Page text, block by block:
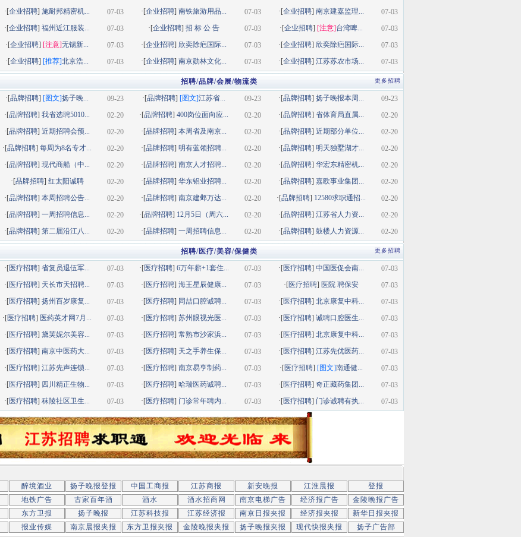
07-03
·[企业招聘]施耐邦精密机... 07-03
·[企业招聘]南铁旅游用品... 07-03
·[企业招聘] 南京建嘉监理...
07-03
·[企业招聘]福州近江服装... 07-03
·[企业招聘]招 标 公 告 07-03
·[企业招聘] [注意]台湾啤...
07-03
·[企业招聘] [注意]无锡新... 07-03
·[企业招聘] 欣奕除疤国际... 07-03
·[企业招聘] 欣奕除疤国际...
07-03
·[企业招聘] [推荐]北京浩... 07-03
·[企业招聘]南京勋林文化... 07-03
·[企业招聘] 江苏苏农市场...
更多招聘
招聘/品牌/会展/物流类
09-23
·[品牌招聘] [图文]扬子晚... 09-23
·[品牌招聘] [图文]江苏省... 09-23
·[品牌招聘] 扬子晚报本周...
02-20
·[品牌招聘]我省选聘5010... 02-20
·[品牌招聘]400岗位面向应... 02-20
·[品牌招聘] 省体育局直属...
02-20
·[品牌招聘]近期招聘会预... 02-20
·[品牌招聘]本周省及南京... 02-20
·[品牌招聘] 近期部分单位...
02-20
·[品牌招聘]每周为8名专才... 02-20
·[品牌招聘]明有蓝领招聘... 02-20
·[品牌招聘] 明天独墅湖才...
02-20
·[品牌招聘]现代商船（中... 02-20
·[品牌招聘]南京人才招聘... 02-20
·[品牌招聘] 华宏东精密机...
02-20
·[品牌招聘] 红太阳诚聘 02-20
·[品牌招聘]华东铝业招聘... 02-20
·[品牌招聘] 嘉欧事业集团...
02-20
·[品牌招聘]本周招聘公告... 02-20
·[品牌招聘]南京建邺万达... 02-20
·[品牌招聘] 12580求职通招...
02-20
·[品牌招聘]一周招聘信息... 02-20
·[品牌招聘] 12月5日（周六... 02-20
·[品牌招聘] 江苏省人力资...
02-20
·[品牌招聘]第二届沿江八... 02-20
·[品牌招聘]一周招聘信息... 02-20
·[品牌招聘] 鼓楼人力资源...
更多招聘
招聘/医疗/美容/保健类
07-03
·[医疗招聘]省复员退伍军... 07-03
·[医疗招聘] 6万年薪+1套住... 07-03
·[医疗招聘] 中国医促会南...
07-03
·[医疗招聘] 天长市天招聘... 07-03
·[医疗招聘]海王星辰健康... 07-03
·[医疗招聘] 医院 聘保安
07-03
·[医疗招聘]扬州百岁康复... 07-03
·[医疗招聘] 同喆口腔诚聘... 07-03
·[医疗招聘] 北京康复中科...
07-03
·[医疗招聘] 医药英才网7月... 07-03
·[医疗招聘]苏州眼视光医... 07-03
·[医疗招聘] 诚聘口腔医生...
07-03
·[医疗招聘]黛芙妮尔美容... 07-03
·[医疗招聘]常熟市沙家浜... 07-03
·[医疗招聘] 北京康复中科...
07-03
·[医疗招聘]南京中医药大... 07-03
·[医疗招聘] 天之手养生保... 07-03
·[医疗招聘] 江苏先优医药...
07-03
·[医疗招聘]江苏先声连锁... 07-03
·[医疗招聘]南京易亨制药... 07-03
·[医疗招聘] [图文]南通健...
07-03
·[医疗招聘] 四川精正生物... 07-03
·[医疗招聘]哈瑞医药诚聘... 07-03
·[医疗招聘] 奇正藏药集团...
07-03
·[医疗招聘]秣陵社区卫生... 07-03
·[医疗招聘] 门诊常年聘内... 07-03
·[医疗招聘] 门诊诚聘有执...
醉境酒业 扬子晚报登报 中国工商报 江苏商报 新安晚报 江淮晨报
登报
地铁广告 古家百年酒 酒水 酒水招商网 南京电梯广告 经济报广告
金陵晚报广告
东方卫报 扬子晚报 江苏科技报 江苏经济报 南京日报夹报 经济报夹报
新华日报夹报
报业传媒 南京晨报夹报 东方卫报夹报 金陵晚报夹报 扬子晚报夹报 现代快报夹报 扬子广告部